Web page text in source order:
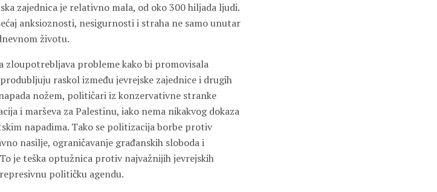
zajednica je relativno mala, od oko 300 hiljada ljudi.
anksioznosti, nesigurnosti i straha ne samo unutar
životu.
zloupotrebljava probleme kako bi promovisala
raskol između jevrejske zajednice i drugih
nožem, političari iz konzervativne stranke
i marševa za Palestinu, iako nema nikakvog dokaza
napadima. Tako se politizacija borbe protiv
nasilje, ograničavanje građanskih sloboda i
je teška optužnica protiv najvažnijih jevrejskih
političku agendu.